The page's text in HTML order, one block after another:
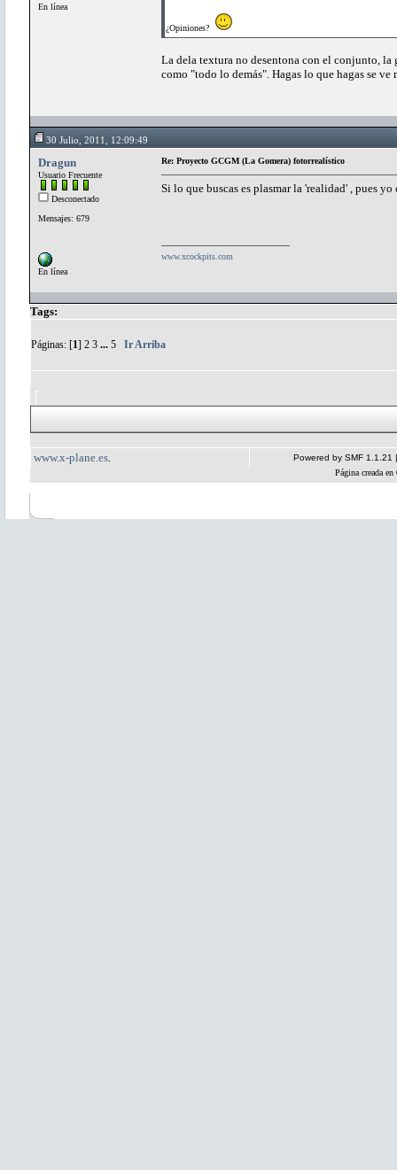
En línea
¿Opiniones?
La dela textura no desentona con el conjunto, la
como "todo lo demás". Hagas lo que hagas se
30 Julio, 2011, 12:09:49
Dragun
Usuario Frecuente
Desconectado
Mensajes: 679
En línea
Re: Proyecto GCGM (La Gomera) fotorrealístico
Si lo que buscas es plasmar la 'realidad' , pues
www.xcockpits.com
Tags:
Páginas: [1] 2 3 ... 5 Ir Arriba
www.x-plane.es Powered by SMF 1.1.21
Página creada